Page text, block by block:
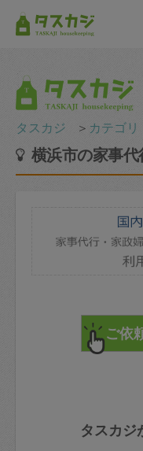
タスカジ ＞ カテゴリ
横浜市の家事
タスカジ